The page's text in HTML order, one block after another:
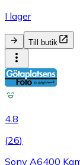
I lager
Till butik
4.8
(26)
Sony A6400